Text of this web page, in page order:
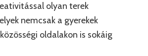
olyan terek
nemcsak a gyerekek
oldalakon is sokáig